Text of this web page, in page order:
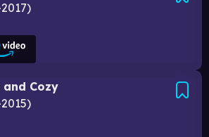
and Cozy